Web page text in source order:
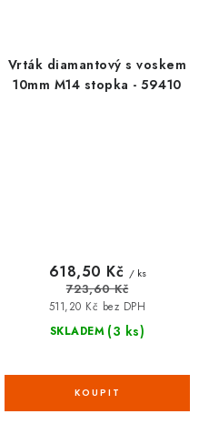
Vrták diamantový s voskem
10mm M14 stopka - 59410
SKLADEM (3 ks)
511,20 Kč bez DPH
618,50 Kč / ks
723,60 Kč